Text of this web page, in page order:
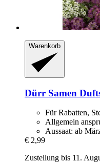
Warenkorb
Dürr Samen
Für Rabatten,
Allgemein
Aussaat: ab
€ 2,99
Zustellung bis 11.